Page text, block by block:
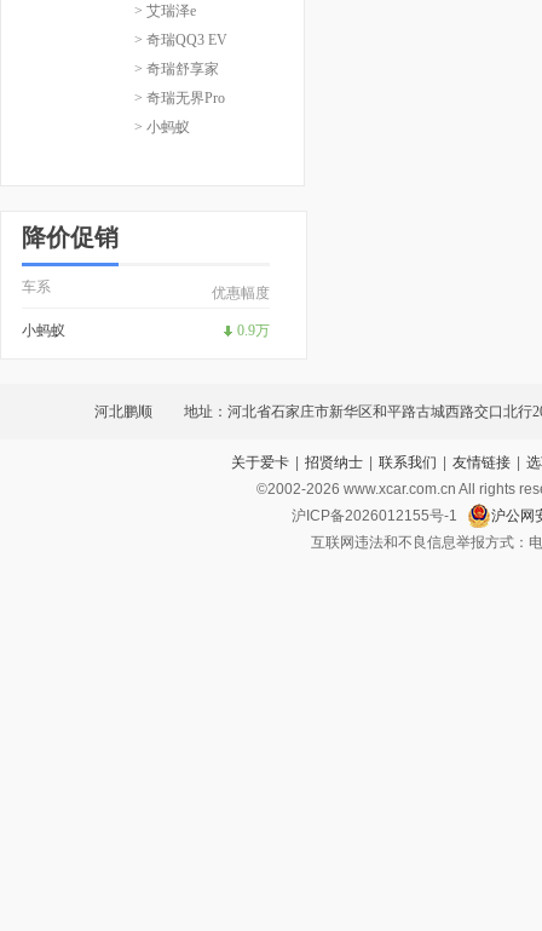
> 艾瑞泽e
> 奇瑞QQ3 EV
> 奇瑞舒享家
> 奇瑞无界Pro
> 小蚂蚁
降价促销
车系 优惠幅度
小蚂蚁 0.9万
河北鹏顺 地址：河北省石家庄市新华区和平路古城西路交口北行
汽车产业园关于爱卡 | 招贤纳士 | 联系我们 | 友情链接 |
©2002-2026 www.xcar.com.cn All rights
沪ICP备2026012155号-1
沪公网
互联网违法和不良信息举报方式：